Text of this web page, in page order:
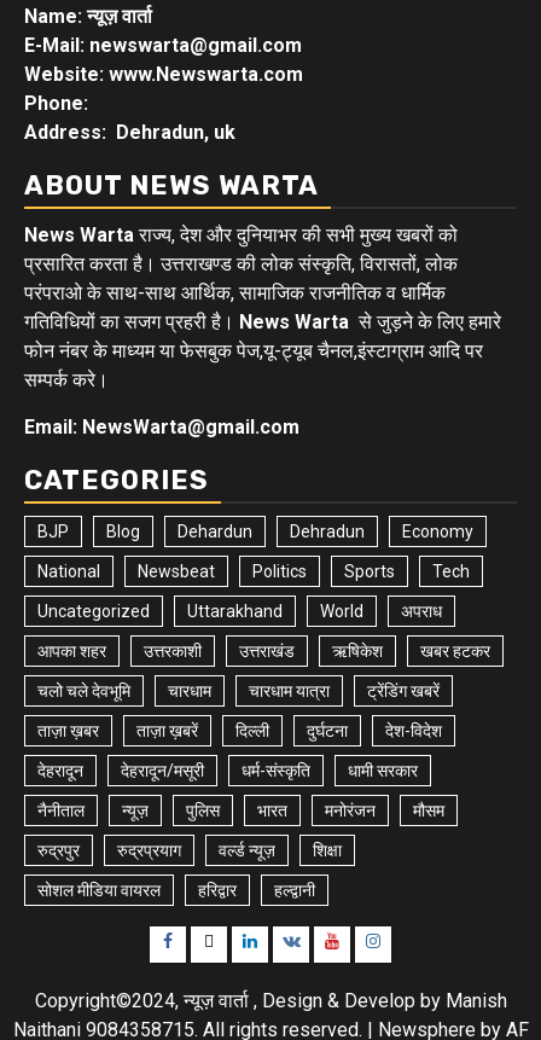
Name: न्यूज़ वार्ता
E-Mail: newswarta@gmail.com
Website: www.Newswarta.com
Phone:
Address: Dehradun, uk
ABOUT NEWS WARTA
News Wartaराज्य, देश और दुनियाभर की सभी मुख्य खबरों को
प्रसारित करता है। उत्तराखण्ड की लोक संस्कृति, विरासतों, लोक
परंपराओ के साथ-साथ आर्थिक, सामाजिक राजनीतिक व धार्मिक
गतिविधियों का सजग प्रहरी है। News Warta से जुड़ने के लिए हमारे
फोन नंबर के माध्यम या फेसबुक पेज,यू-ट्यूब चैनल,इंस्टाग्राम आदि पर
सम्पर्क करे।
Email: NewsWarta@gmail.com
CATEGORIES
BJP Blog Dehardun Dehradun Economy
National Newsbeat Politics Sports Tech
Uncategorized Uttarakhand World अपराध
आपका शहर उत्तरकाशी उत्तराखंड ऋषिकेश खबर हटकर
चलो चले देवभूमि चारधाम चारधाम यात्रा ट्रेंडिंग खबरें
ताज़ा ख़बर ताज़ा ख़बरें दिल्ली दुर्घटना देश-विदेश
देहरादून देहरादून/मसूरी धर्म-संस्कृति धामी सरकार
नैनीताल न्यूज़ पुलिस भारत मनोरंजन मौसम
रुद्रपुर रुद्रप्रयाग वर्ल्ड न्यूज़ शिक्षा
सोशल मीडिया वायरल हरिद्वार हल्द्वानी
Facebook
TwitterLinkedin
VK YoutubeInstagram
Copyright©2024, न्यूज़ वार्ता , Design & Develop by Manish
Naithani 9084358715. All rights reserved.
Newsphereby AF